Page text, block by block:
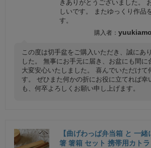
きありがとうございました。
しいです。 またゆっくり作品
す。
yuukiamo
この度は切手盆をご購入いただき、誠にあ
した。 無事にお手元に届き、お盆にも間に
大変安心いたしました。 喜んでいただけて
す。 ぜひまた何かの折にお役に立てれば幸
も、何卒よろしくお願い申し上げます。
【曲げわっぱ弁当箱 と 一緒
箸 箸箱 セット 携帯用カト